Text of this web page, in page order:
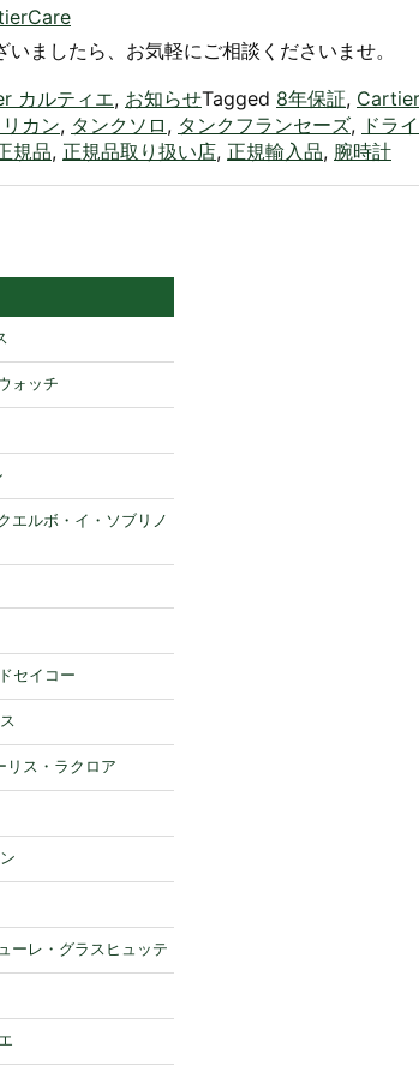
いましたら、お気軽にご相談くださいませ。
カルティエ, お知らせTagged 8年保証, Cartier
カン, タンクソロ , タンクフランセーズ, ドラ
規品, 正規品取り扱い店, 正規輸入品, 腕時計
ォッチ
エルボ・イ・ソブリノ
セイコー
リス・ラクロア
ーレ・グラスヒュッテ